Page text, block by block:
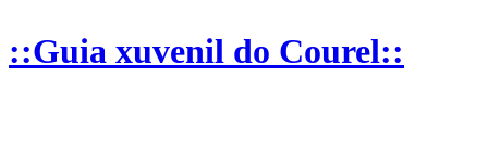
::Guia xuvenil do Courel::